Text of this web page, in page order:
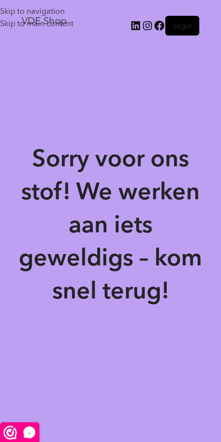
-
Skip to navigation
Skip to main content
VDE Shop Login
Sorry voor ons
stof! We werken
aan iets
geweldigs – kom
snel terug!